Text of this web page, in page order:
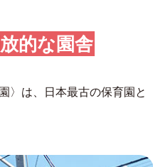
的な園舎
〉は、日本最古の保育園と